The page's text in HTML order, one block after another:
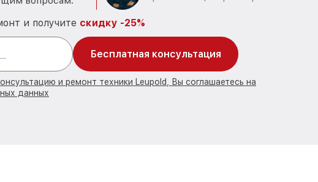
и получите скидку -25%
Бесплатная консультация
и ремонт техники Leupold, Вы соглашаетесь на
данных